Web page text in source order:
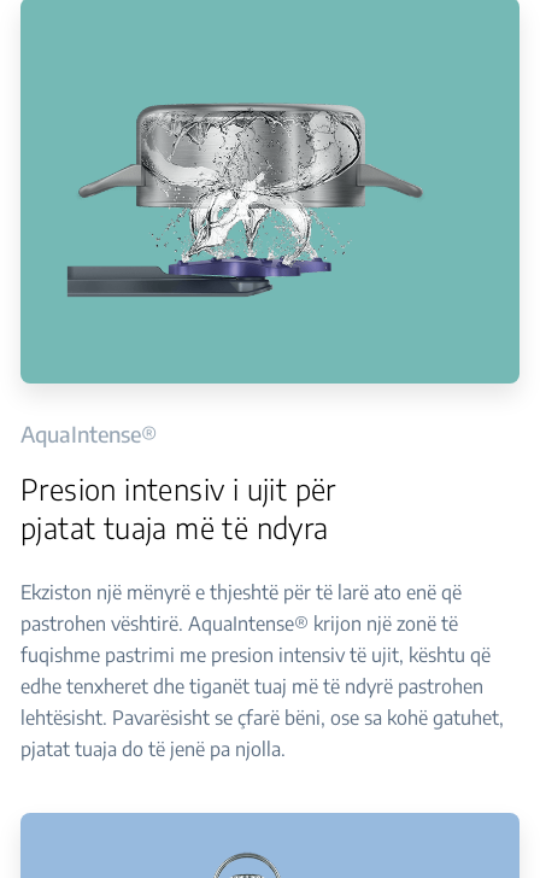
AquaIntense®
Presion intensiv i ujit për
pjatat tuaja më të ndyra
Ekziston një mënyrë e thjeshtë për të larë ato enë që
pastrohen vështirë. AquaIntense® krijon një zonë të
fuqishme pastrimi me presion intensiv të ujit, kështu që
edhe tenxheret dhe tiganët tuaj më të ndyrë pastrohen
lehtësisht. Pavarësisht se çfarë bëni, ose sa kohë gatuhet,
pjatat tuaja do të jenë pa njolla.